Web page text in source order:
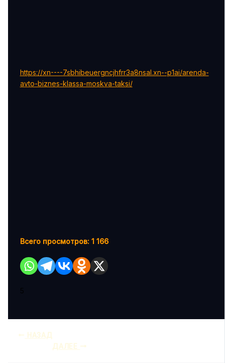
https://xn----7sbhibeuergncjhfrr3a8nsal.xn--p1ai/arenda-
avto-biznes-klassa-moskva-taksi/
Всего просмотров: 1 166
НАЗАД
ДАЛЕЕ